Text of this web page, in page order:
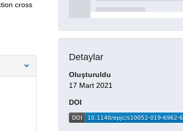
cross
Detaylar
Oluşturuldu
17 Mart 2021
DOI